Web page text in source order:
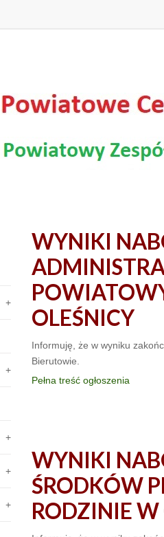
WYNIKI
OLEŚNICY
Informuję, że w wyniku
Bierutowie.
Pełna treść ogłoszenia
WYNIKI
ŚRODKÓW
RODZINIE W